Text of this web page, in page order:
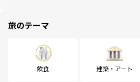
旅のテーマ
飲食 建築・アート